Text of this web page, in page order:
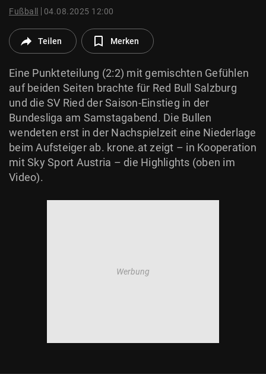
© Krone Multimedia GmbH & Co KG 2026
Fußball 04.08.2025 12:00
Teilen Merken
Eine Punkteteilung (2:2) mit gemischten Gefühlen
auf beiden Seiten brachte für Red Bull Salzburg
und die SV Ried der Saison-Einstieg in der
Bundesliga am Samstagabend. Die Bullen
wendeten erst in der Nachspielzeit eine Niederlage
beim Aufsteiger ab. krone.at zeigt – in Kooperation
mit Sky Sport Austria – die Highlights (oben im
Video).